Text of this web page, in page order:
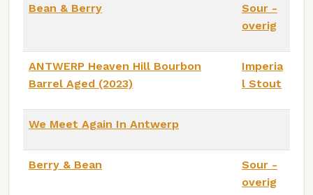
Bean & Berry
Sour -
overig
ANTWERP Heaven Hill Bourbon
Barrel Aged (2023)
Imperia
l Stout
We Meet Again In Antwerp
Berry & Bean
Sour -
overig